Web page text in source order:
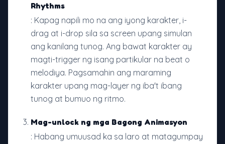
Rhythms
: Kapag napili mo na ang iyong karakter, i-
drag at i-drop sila sa screen upang simulan
ang kanilang tunog. Ang bawat karakter ay
magti-trigger ng isang partikular na beat o
melodiya. Pagsamahin ang maraming
karakter upang mag-layer ng iba't ibang
tunog at bumuo ng ritmo.
Mag-unlock ng mga Bagong Animasyon
: Habang umuusad ka sa laro at matagumpay